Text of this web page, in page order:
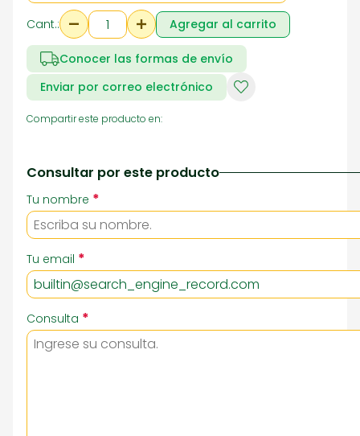
Cant.: Agregar al carrito
Conocer las formas de envío
Enviar por correo electrónico
Compartir este producto en:
Consultar por este producto
Tu nombre *
Tu email *
Consulta *